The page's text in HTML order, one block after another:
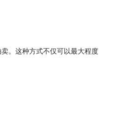
。这种方式不仅可以最大程度